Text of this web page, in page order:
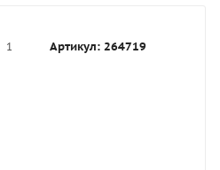
1 Артикул: 264719